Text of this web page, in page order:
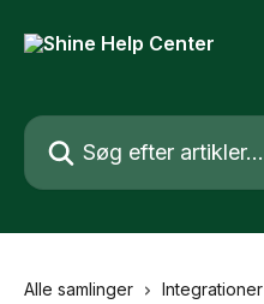
Søg efter artikler...
Alle samlinger Integrationer